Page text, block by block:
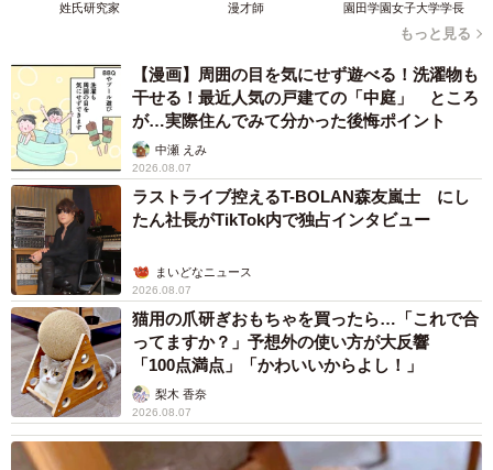
「米寿の父と孫全員」現在も家族で集まる時間を大切にしています／淡
路康晴さん（@awajii）提供
時を超えて再び並んだ2枚の写真には、変わることのない家
族の絆と、積み重ねられた時間が刻まれていました。
姓氏研究家 漫才師 園田学園女子大学学長
もっと見る
【漫画】周囲の目を気にせず遊べる！洗濯物も
干せる！最近人気の戸建ての「中庭」 ところ
が…実際住んでみて分かった後悔ポイント
中瀬 えみ
2026.08.07
ラストライブ控えるT-BOLAN森友嵐士 にし
たん社長がTikTok内で独占インタビュー
まいどなニュース
2026.08.07
猫用の爪研ぎおもちゃを買ったら…「これで合
ってますか？」予想外の使い方が大反響
「100点満点」「かわいいからよし！」
梨木 香奈
2026.08.07